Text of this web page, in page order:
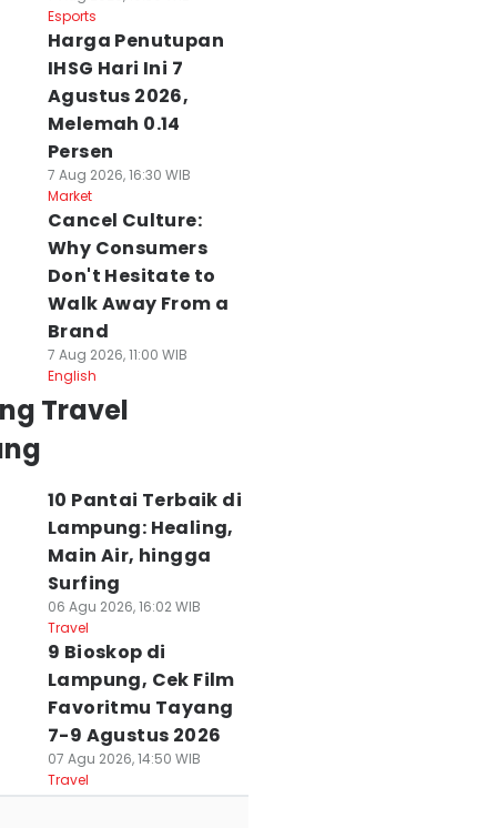
Esports
Harga Penutupan
IHSG Hari Ini 7
Agustus 2026,
Melemah 0.14
Persen
7 Aug 2026, 16:30 WIB
Market
Cancel Culture:
Why Consumers
Don't Hesitate to
Walk Away From a
Brand
7 Aug 2026, 11:00 WIB
English
Travel
10 Pantai Terbaik di
Lampung: Healing,
Main Air, hingga
Surfing
06 Agu 2026, 16:02 WIB
Travel
9 Bioskop di
Lampung, Cek Film
Favoritmu Tayang
7-9 Agustus 2026
07 Agu 2026, 14:50 WIB
Travel